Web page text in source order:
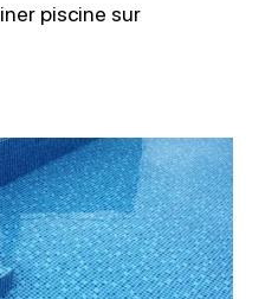
piscine sur